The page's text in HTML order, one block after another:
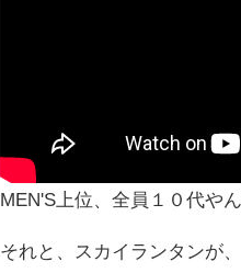
MEN'S上位、全員１０代や
それと、スカイランタンが